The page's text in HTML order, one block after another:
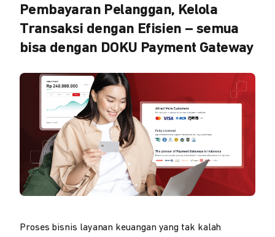
Pembayaran Pelanggan, Kelola
Transaksi dengan Efisien – semua
bisa dengan DOKU Payment Gateway
Proses bisnis layanan keuangan yang tak kalah